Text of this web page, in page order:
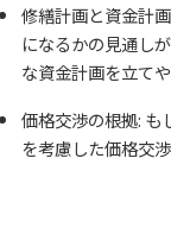
修繕計画と資金計
になるかの見通し
な資金計画を立て
価格交渉の根拠: も
を考慮した価格交